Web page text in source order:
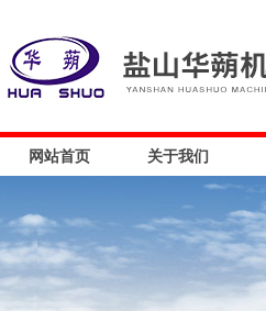
网站首页 关于我们